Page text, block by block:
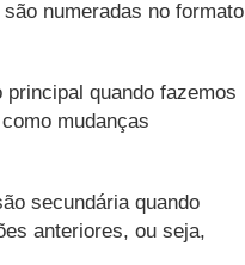
numeradas no formato
quando fazemos
mudanças
secundária quando
anteriores, ou seja,